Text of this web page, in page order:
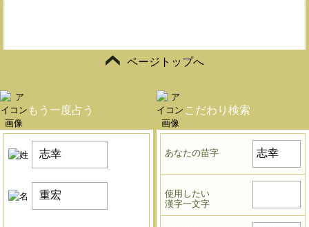
ページトップへ
もう一度占う こだわり検索
あなたの苗字
使用したい
漢字一文字